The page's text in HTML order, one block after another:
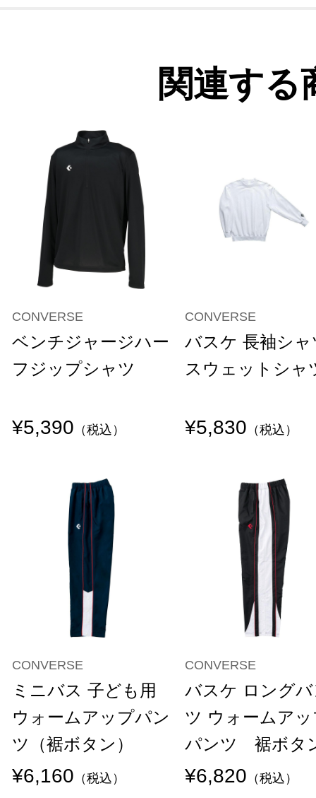
関連する
CONVERSE
ベンチジャージハー
フジップシャツ
¥5,390 （税込）
CONVERSE
バスケ 長袖シャ
スウェットシャ
¥5,830 （税込）
CONVERSE
ミニバス 子ども用
ウォームアップパン
ツ（裾ボタン）
¥6,160 （税込）
CONVERSE
バスケ ロング
ツ ウォームア
パンツ 裾ボタ
¥6,820 （税込）